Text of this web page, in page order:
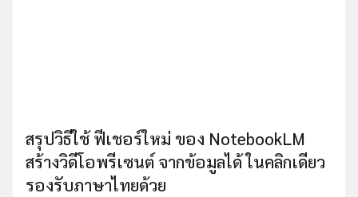
สรุปวิธีใช้ ฟีเชอร์ใหม่ ของ NotebookLM
สร้างวิดีโอพรีเซนต์ จากข้อมูลได้ ในคลิกเดียว
รองรับภาษาไทยด้วย